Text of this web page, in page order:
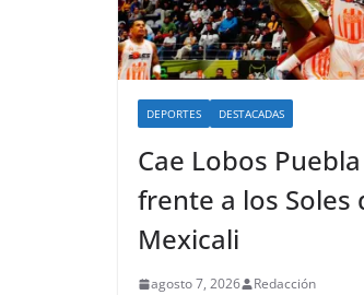
DEPORTES DESTACADAS
Cae Lobos
frente a los Soles
Mexicali
agosto 7, 2026 Redacción